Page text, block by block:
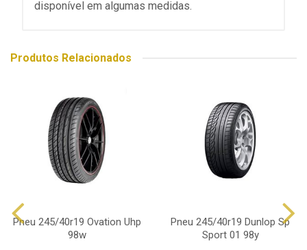
disponível em algumas medidas.
Produtos Relacionados
Pneu 245/40r19 Ovation Uhp
98w
Pneu 245/40r19 Dunlop Sp
Sport 01 98y